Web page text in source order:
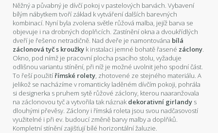
Něžný a půvabný je dívčí pokoj v pastelových barvách. Vybavení
bílým nábytkem tvoří základ k vytváření dalších barevných
kombinací. Nyní byla zvolena světle růžová malba, jejíž barva se
objevuje i na drobných doplňcích. Zastínění okna a dvoukřídlých
dveří je řešeno netradičně. Nad dveře je namontována bílá
záclonová tyč s kroužky k instalaci jemné bohatě řasené záclony.
Okno, pod nímž je pracovní plocha psacího stolu, vyžaduje
odlišnou variantu stínění, při níž je možné uvolnit jeho spodní část.
To řeší použitířímské rolety, zhotovené ze stejného materiálu. A
jelikož se nacházíme v romanticky laděném dívčím pokoji, pohrála
si designerka s pruhem sytě růžové záclony, kterou naaranžovala
na záclonovou tyč a vytvořila tak náznak dekorativní girlandy s
dlouhými převěsy. Záclony i římská roleta jsou svou nadčasovostí
využitelné i při ev. budoucí změně barvy malby a doplňků.
Kompletní stínění zajišťují bílé horizontální žaluzie.